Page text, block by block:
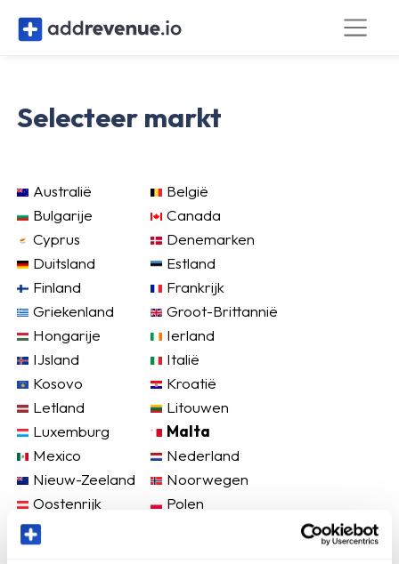
Selecteer markt
Australië
België
Bulgarije
Canada
Cyprus
Denemarken
Duitsland
Estland
Finland
Frankrijk
Griekenland
Groot-Brittannië
Hongarije
Ierland
IJsland
Italië
Kosovo
Kroatië
Letland
Litouwen
Luxemburg
Malta
Mexico
Nederland
Nieuw-Zeeland
Noorwegen
Oostenrijk
Polen
Portugal
Slovenië